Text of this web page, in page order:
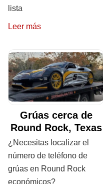
lista
Leer más
Grúas cerca de
Round Rock, Texas
¿Necesitas localizar el
número de teléfono de
grúas en Round Rock
económicos?